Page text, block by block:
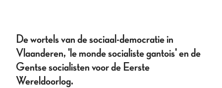
De wortels van de sociaal-democratie in
Vlaanderen, 'le monde socialiste gantois' en de
Gentse socialisten voor de Eerste
Wereldoorlog.